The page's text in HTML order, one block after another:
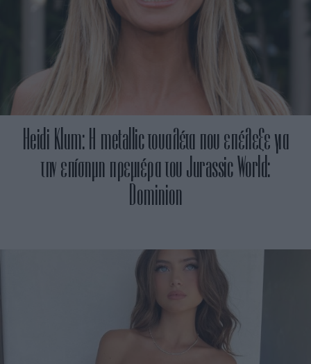
Heidi Klum: H metallic τουαλέτα που επέλεξε για
την επίσημη πρεμιέρα του Jurassic World:
Dominion